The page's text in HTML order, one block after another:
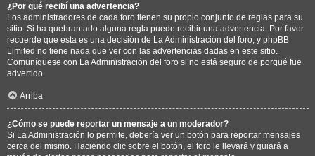
¿Por qué recibí una advertencia?
Los administradores de cada foro tienen su propio conjunto de reglas para su
sitio. Si ha quebrantado alguna regla puede recibir una advertencia. Por favor
recuerde que esta es una decisión de La Administración del foro, y phpBB
Limited no tiene nada que ver con las advertencias dadas en este sitio.
Comuníquese con La Administración del foro si no está seguro de porqué fue
advertido.
Arriba
¿Cómo se puede reportar un mensaje a un moderador?
Si La Administración lo permite, debería ver un botón para reportar mensajes
cerca del mismo. Haciendo clic sobre el botón, el foro le llevará y guiará a